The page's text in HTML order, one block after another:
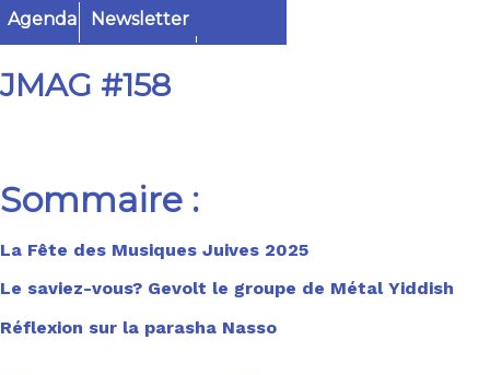
Agenda Newsletter
JMAG #158
Sommaire :
La Fête des Musiques Juives 2025
Le saviez-vous? Gevolt le groupe de Métal Yiddish
Réflexion sur la parasha Nasso